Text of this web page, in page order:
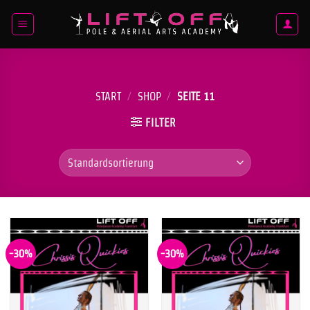
Inhalt
START / SHOP / SEITE 11
FILTER
-30% -30%